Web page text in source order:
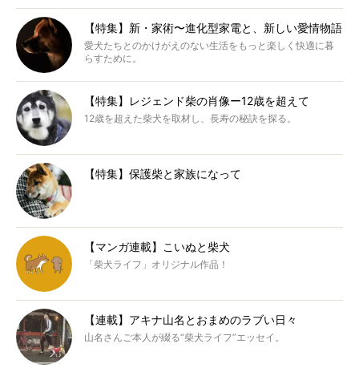
【特集】新・家術〜進化型家電と、新しい愛情物語
愛犬たちとのかけがえのない生活をもっと楽しく快適に暮
らすために。
【特集】レジェンド柴の肖像ー12歳を超えて
12歳を超えた柴犬を取材し、長寿の秘訣を探る。
【特集】保護柴と家族になって
【マンガ連載】こいぬと柴犬
「柴犬ライフ」オリジナル作品！
【連載】アキナ山名とおまめのラブい日々
山名さんご本人が綴る“柴犬ライフ”エッセイ。